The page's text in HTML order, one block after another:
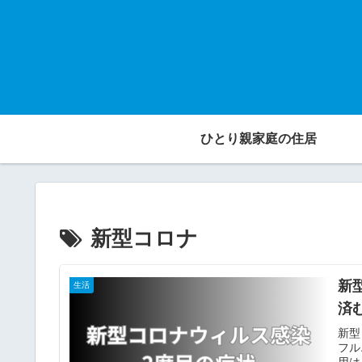
ひとり親家庭の住居
新型コロナ
生活
新
済
新
フ